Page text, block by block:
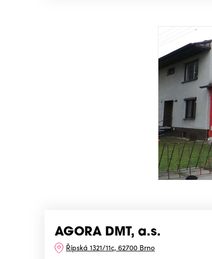
AGORA DMT, a.s.
Řípská 1321/11c, 62700 Brno